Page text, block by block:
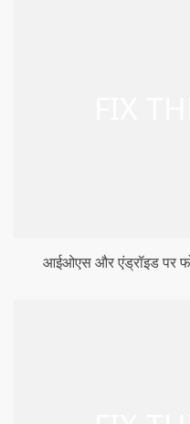
आईओएस और एंड्रॉइड पर